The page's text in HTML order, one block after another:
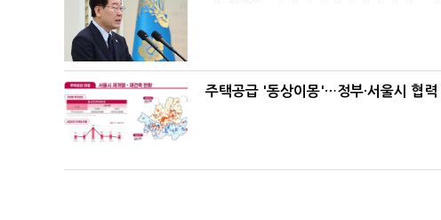
주택공급 '동상이몽'…정부·서울시 협